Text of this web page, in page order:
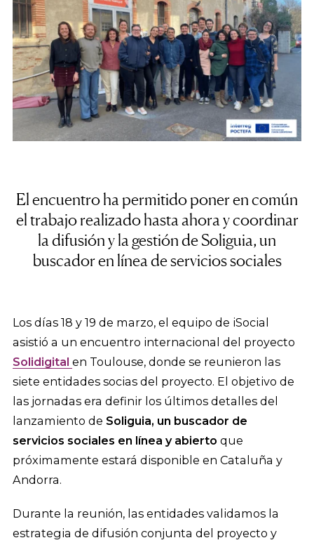
El encuentro ha permitido poner en común
el trabajo realizado hasta ahora y coordinar
la difusión y la gestión de Soliguia, un
buscador en línea de servicios sociales
Los días 18 y 19 de marzo, el equipo de iSocial
asistió a un encuentro internacional del proyecto
Solidigital en Toulouse, donde se reunieron las
siete entidades socias del proyecto. El objetivo de
las jornadas era definir los últimos detalles del
lanzamiento de Soliguia, un buscador de
servicios sociales en línea y abierto que
próximamente estará disponible en Cataluña y
Andorra.
Durante la reunión, las entidades validamos la
estrategia de difusión conjunta del proyecto y